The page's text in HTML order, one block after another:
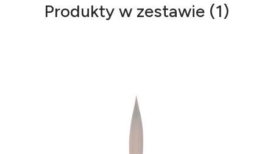
Produkty w zestawie (1)